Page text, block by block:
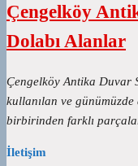
Çengelköy
Dolabı Alanlar
Çengelköy Antika Duvar
kullanılan ve
birbirinden farklı
İletişim